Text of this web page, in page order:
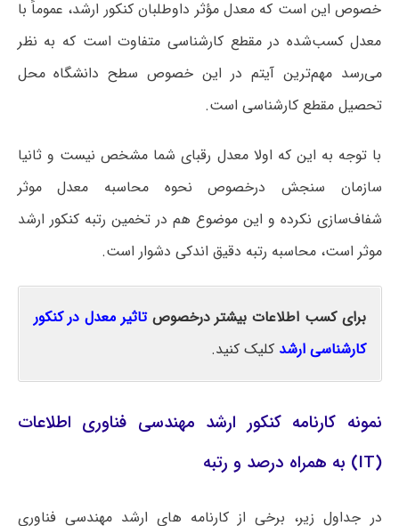
خصوص این است که معدل مؤثر داوطلبان کنکور ارشد، عموماً با
معدل کسب‌شده در مقطع کارشناسی متفاوت است که به نظر
می‌رسد مهم‌ترین آیتم در این خصوص سطح دانشگاه محل
تحصیل مقطع کارشناسی است.
با توجه به این که اولا معدل رقبای شما مشخص نیست و ثانیا
سازمان سنجش درخصوص نحوه محاسبه معدل موثر
شفاف‌سازی نکرده و این موضوع هم در تخمین رتبه کنکور ارشد
موثر است، محاسبه رتبه دقیق اندکی دشوار است.
برای کسب اطلاعات بیشتر درخصوصتاثیر معدل در کنکور
کارشناسی ارشد کلیک کنید.
نمونه کارنامه کنکور ارشد مهندسی فناوری اطلاعات
(IT) به همراه درصد و رتبه
در جداول زیر، برخی از کارنامه های ارشد مهندسی فناوری